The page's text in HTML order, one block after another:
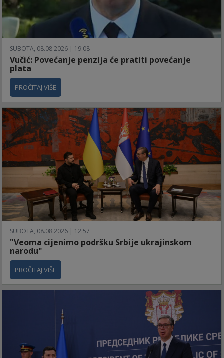
SUBOTA, 08.08.2026 | 19:08
Vučić: Povećanje penzija će pratiti povećanje
plata
PROČITAJ VIŠE
SUBOTA, 08.08.2026 | 12:57
"Veoma cijenimo podršku Srbije ukrajinskom
narodu"
PROČITAJ VIŠE